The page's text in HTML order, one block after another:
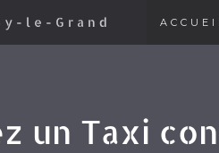
le-Grand
un Taxi